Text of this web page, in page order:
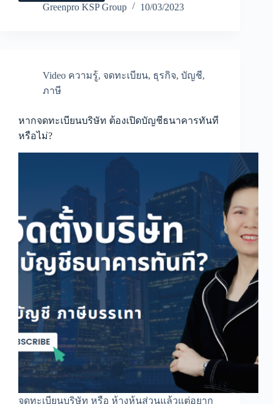
ทะเบียน
บริษัท
2
คน
ตาม
กฎหมาย
กำหนด
Greenpro KSP Group 10/03/2023
Video ความรู้, จดทะเบียน, ธุรกิจ, บัญชี,
ภาษี
หากจดทะเบียนบริษัท ต้องเปิดบัญชีธนาคารทันที
หรือไม่?
จดทะเบียนบริษัท หรือ ห้างหุ้นส่วนแล้วแต่อยาก